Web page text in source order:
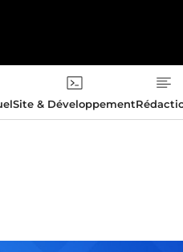
Site & Développement